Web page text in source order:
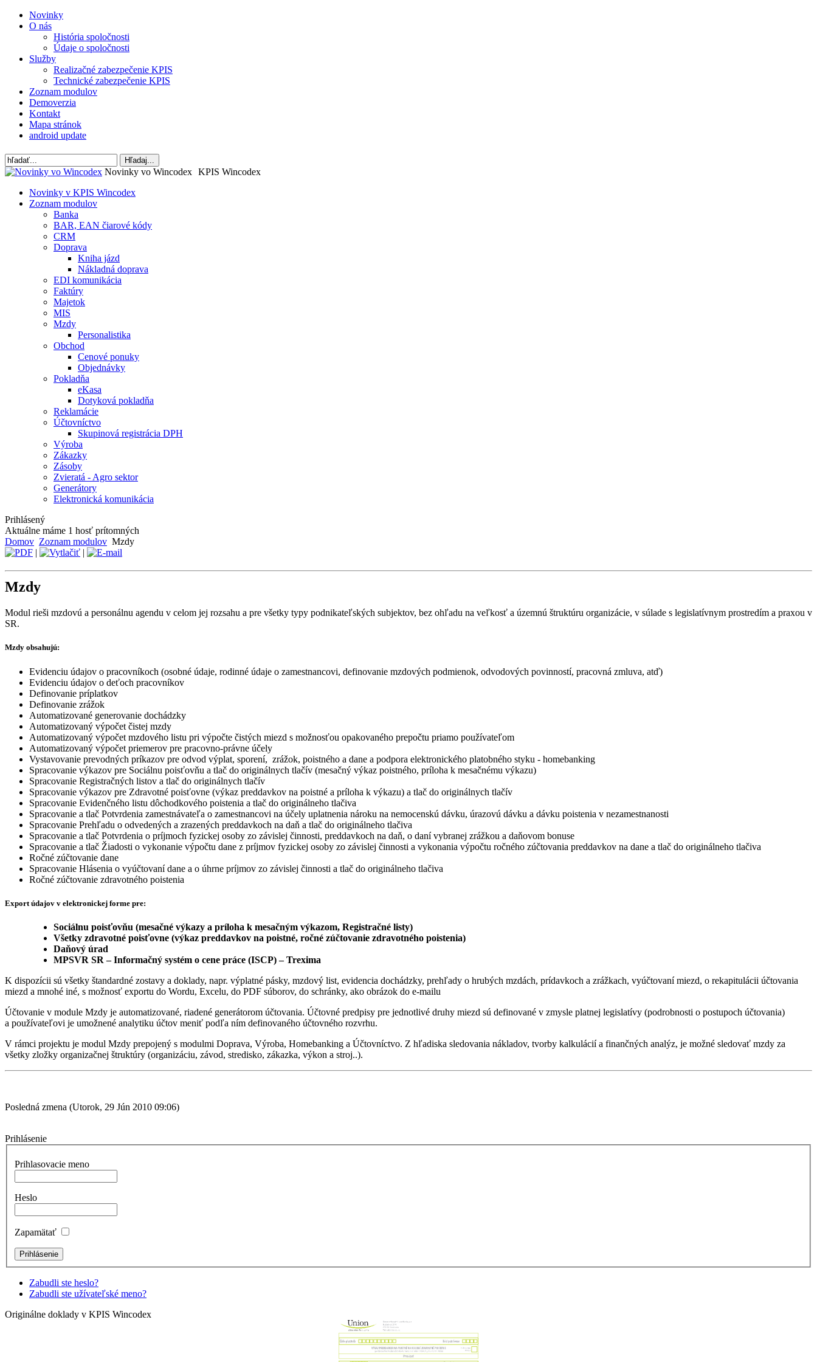
Novinky
O nás
História spoločnosti
Údaje o spoločnosti
Služby
Realizačné zabezpečenie KPIS
Technické zabezpečenie KPIS
Zoznam modulov
Demoverzia
Kontakt
Mapa stránok
android update
Novinky vo Wincodex KPIS Wincodex
Novinky v KPIS Wincodex
Zoznam modulov
Banka
BAR, EAN čiarové kódy
CRM
Doprava
Kniha jázd
Nákladná doprava
EDI komunikácia
Faktúry
Majetok
MIS
Mzdy
Personalistika
Obchod
Cenové ponuky
Objednávky
Pokladňa
eKasa
Dotyková pokladňa
Reklamácie
Účtovníctvo
Skupinová registrácia DPH
Výroba
Zákazky
Zásoby
Zvieratá - Agro sektor
Generátory
Elektronická komunikácia
Prihlásený
Aktuálne máme 1 hosť prítomných
Domov Zoznam modulov Mzdy
|
|
Mzdy
Modul rieši mzdovú a personálnu agendu v celom jej rozsahu a pre všetky typy podnikateľských subjektov, bez ohľadu na veľkosť a územnú štruktúru organizácie, v súlade s legislatívnym prostredím a praxou v
SR.
Mzdy obsahujú:
Evidenciu údajov o pracovníkoch (osobné údaje, rodinné údaje o zamestnancovi, definovanie mzdových podmienok, odvodových povinností, pracovná zmluva, atď)
Evidenciu údajov o deťoch pracovníkov
Definovanie príplatkov
Definovanie zrážok
Automatizované generovanie dochádzky
Automatizovaný výpočet čistej mzdy
Automatizovaný výpočet mzdového listu pri výpočte čistých miezd s možnosťou opakovaného prepočtu priamo používateľom
Automatizovaný výpočet priemerov pre pracovno-právne účely
Vystavovanie prevodných príkazov pre odvod výplat, sporení, zrážok, poistného a dane a podpora elektronického platobného styku - homebanking
Spracovanie výkazov pre Sociálnu poisťovňu a tlač do originálnych tlačív (mesačný výkaz poistného, príloha k mesačnému výkazu)
Spracovanie Registračných listov a tlač do originálnych tlačív
Spracovanie výkazov pre Zdravotné poisťovne (výkaz preddavkov na poistné a príloha k výkazu) a tlač do originálnych tlačív
Spracovanie Evidenčného listu dôchodkového poistenia a tlač do originálneho tlačiva
Spracovanie a tlač Potvrdenia zamestnávateľa o zamestnancovi na účely uplatnenia nároku na nemocenskú dávku, úrazovú dávku a dávku poistenia v nezamestnanosti
Spracovanie Prehľadu o odvedených a zrazených preddavkoch na daň a tlač do originálneho tlačiva
Spracovanie a tlač Potvrdenia o príjmoch fyzickej osoby zo závislej činnosti, preddavkoch na daň, o daní vybranej zrážkou a daňovom bonuse
Spracovanie a tlač Žiadosti o vykonanie výpočtu dane z príjmov fyzickej osoby zo závislej činnosti a vykonania výpočtu ročného zúčtovania preddavkov na dane a tlač do originálneho tlačiva
Ročné zúčtovanie dane
Spracovanie Hlásenia o vyúčtovaní dane a o úhrne príjmov zo závislej činnosti a tlač do originálneho tlačiva
Ročné zúčtovanie zdravotného poistenia
Export údajov v elektronickej forme pre:
Sociálnu poisťovňu (mesačné výkazy a príloha k mesačným výkazom, Registračné listy)
Všetky zdravotné poisťovne (výkaz preddavkov na poistné, ročné zúčtovanie zdravotného poistenia)
Daňový úrad
MPSVR SR – Informačný systém o cene práce (ISCP) – Trexima
K dispozícii sú všetky štandardné zostavy a doklady, napr. výplatné pásky, mzdový list, evidencia dochádzky, prehľady o hrubých mzdách, prídavkoch a zrážkach, vyúčtovaní miezd, o rekapitulácii účtovania
miezd a mnohé iné, s možnosť exportu do Wordu, Excelu, do PDF súborov, do schránky, ako obrázok do e-mailu
Účtovanie v module Mzdy je automatizované, riadené generátorom účtovania. Účtovné predpisy pre jednotlivé druhy miezd sú definované v zmysle platnej legislatívy (podrobnosti o postupoch účtovania)
a používateľovi je umožnené analytiku účtov meniť podľa ním definovaného účtovného rozvrhu.
V rámci projektu je modul Mzdy prepojený s modulmi Doprava, Výroba, Homebanking a Účtovníctvo. Z hľadiska sledovania nákladov, tvorby kalkulácií a finančných analýz, je možné sledovať mzdy za
všetky zložky organizačnej štruktúry (organizáciu, závod, stredisko, zákazka, výkon a stroj..).
Posledná zmena (Utorok, 29 Jún 2010 09:06)
Prihlásenie
Prihlasovacie meno
Heslo
Zapamätať
Zabudli ste heslo?
Zabudli ste užívateľské meno?
Originálne doklady v KPIS Wincodex